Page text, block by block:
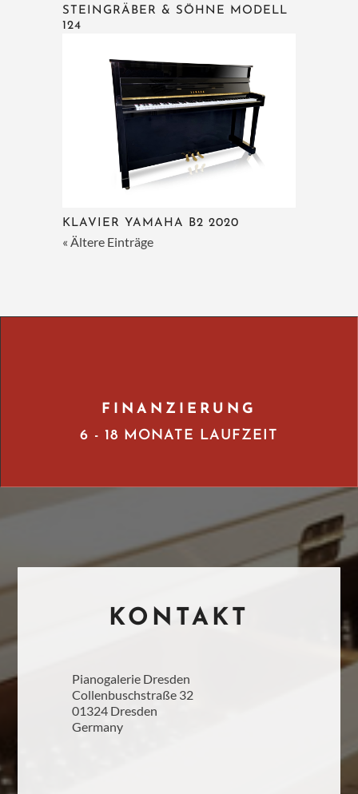
STEINGRÄBER & SÖHNE MODELL
124
KLAVIER YAMAHA B2 2020
« Ältere Einträge
FINANZIERUNG
6 - 18 MONATE LAUFZEIT
KONTAKT
Pianogalerie Dresden
Collenbuschstraße 32
01324 Dresden
Germany